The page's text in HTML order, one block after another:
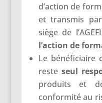
d’action de
et transmis
siège de
l’action de
Le bénéficiaire
reste seul
produits et
conformité au